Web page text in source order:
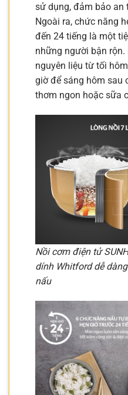
sử dụng, đảm bảo an
Ngoài ra, chức năng
đến 24 tiếng là một
những người bận rộn.
nguyên liệu từ tối
giờ để sáng hôm sau
thơm ngon hoặc sữa
Nồi cơm điện tử
dính Whitford dễ
nấu